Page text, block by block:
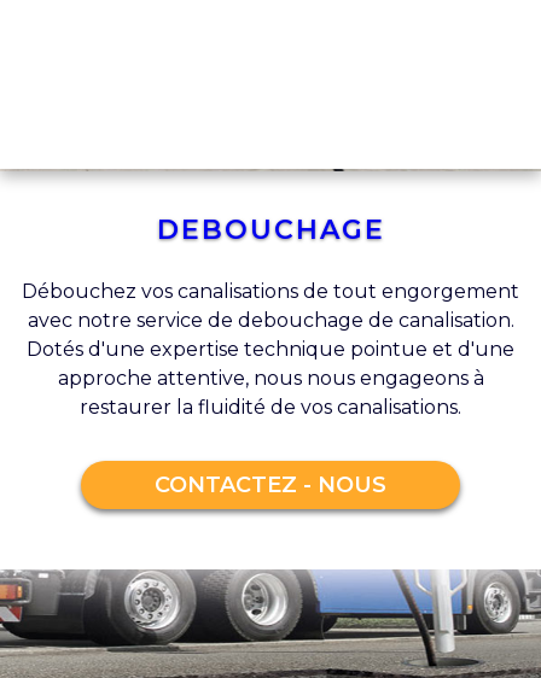
DEBOUCHAGE
Débouchez vos canalisations de tout engorgement
avec notre service de debouchage de canalisation.
Dotés d'une expertise technique pointue et d'une
approche attentive, nous nous engageons à
restaurer la fluidité de vos canalisations.
CONTACTEZ - NOUS